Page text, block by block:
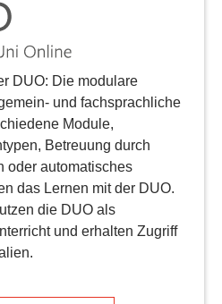
DUO: Die modulare
und fachsprachliche
Module,
Betreuung durch
oder automatisches
das Lernen mit der DUO.
die DUO als
und erhalten Zugriff